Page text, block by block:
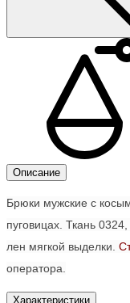
Описание
Брюки мужские с
пуговицах. Ткань
лен мягкой выделки.
оператора.
Характеристики